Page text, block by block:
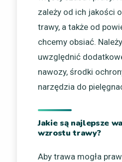
zależy od ich jakości
trawy, a także od
chcemy obsiać.
uwzględnić
nawozy, środki
narzędzia do
Jakie są najlepsze
wzrostu trawy?
Aby trawa mogła